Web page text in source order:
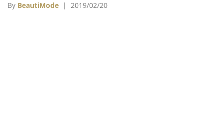
By BeautiMode | 2019/02/20